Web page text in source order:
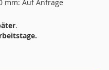
mm: Auf Anfrage
.